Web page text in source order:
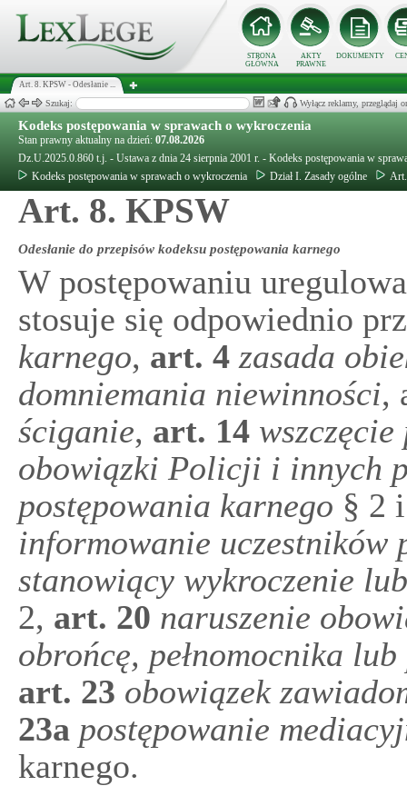
STRONA
GŁÓWNA
AKTY
PRAWNE
DOKUMENTY
Art. 8. KPSW - Odesłanie ...
Szukaj: Wyłącz reklamy, przeglądaj
Kodeks postępowania w sprawach o wykroczenia
Stan prawny aktualny na dzień: 07.08.2026
Dz.U.2025.0.860 t.j. - Ustawa z dnia 24 sierpnia 2001 r. - Kodeks postępowania w
Kodeks postępowania w sprawach o wykroczenia
Dział I. Zasady ogólne
Art. 8. KPSW
Odesłanie do przepisów kodeksu postępowania karnego
W postępowaniu
stosuje się odpowiednio
karnego, art. 4 zasada
domniemania niewinności,
ściganie, art. 14
obowiązki Policji i innych
postępowania karnego § 2
informowanie uczestników
stanowiący wykroczenie
2, art. 20 naruszenie
obrońcę, pełnomocnika
art. 23 obowiązek
23a postępowanie
karnego.